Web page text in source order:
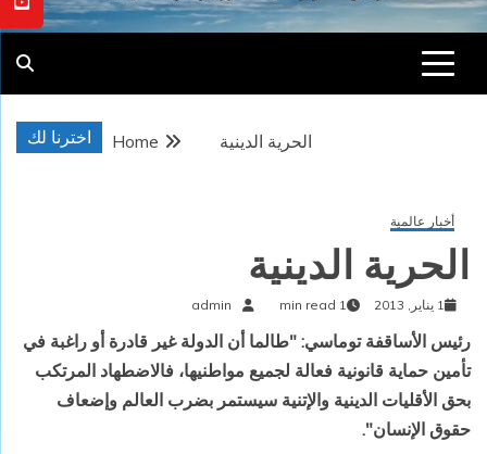
اخترنا لك Home الحرية الدينية
أخبار عالمية
الحرية الدينية
1 يناير, 2013 1 min read
admin
رئيس الأساقفة توماسي: "طالما أن الدولة غير قادرة أو راغبة في
تأمين حماية قانونية فعالة لجميع مواطنيها، فالاضطهاد المرتكب
بحق الأقليات الدينية والإتنية سيستمر بضرب العالم وإضعاف
حقوق الإنسان".